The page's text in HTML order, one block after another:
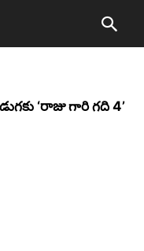
‘రాజు గారి గది 4’